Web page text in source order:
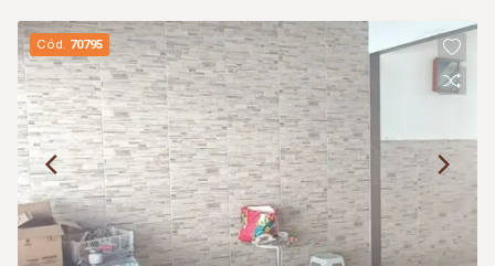
Cód. 70795